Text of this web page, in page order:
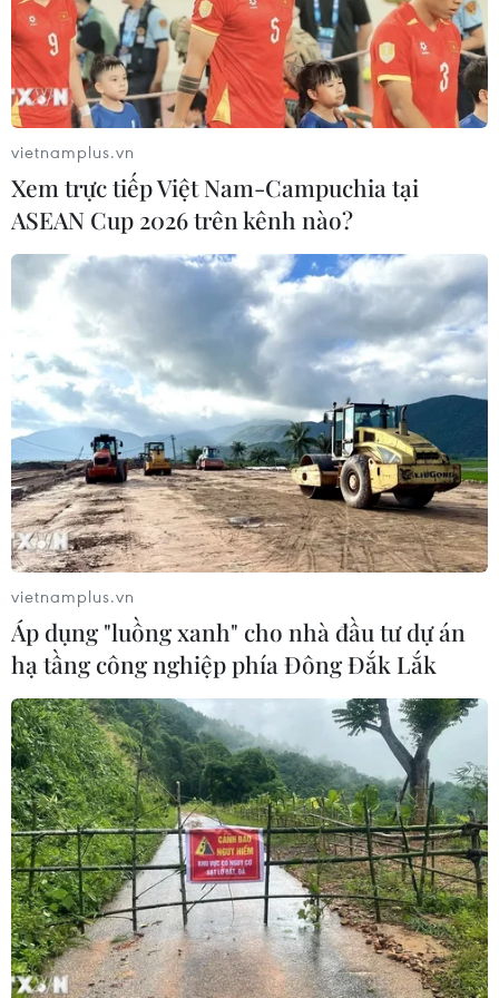
07/08/2026 10:33
Xem thêm
CƠ QUAN CHỦ QUẢN: THÔNG TẤN XÃ VIỆT NAM
Tổng Biên tập: TRẦN TIẾN DUẨN
Phó Tổng Biên tập: NGUYỄN THỊ TÁM, KHÚC THANH
THỦY
Sở hữu trí tuệ
Quy định sử dụng
RSS
Hỗ trợ
Ngôn ngữ
TTXVN
Dịch vụ tin
Quảng cáo
Liên hệ
Giấy phép số: 1374/GP-BTTTT do Bộ Thông tin và Truyền thông
cấp ngày 11/9/2008.
Quảng cáo: Phó TBT Nguyễn Thị Tám: 093.5958688, Email:
tamvna@gmail.com
Điện thoại: (024) 39411349 - (024) 39411348, Fax: (024)
39411348
Email:vietnamplus2008@gmail.com
© Bản quyền thuộc về VietnamPlus, TTXVN. Cấm sao chép dưới
mọi hình thức nếu không có sự chấp thuận bằng văn bản.
vietnamplus.vn
Xem trực tiếp Việt Nam-Campuchia tại
ASEAN Cup 2026 trên kênh nào?
vietnamplus.vn
Áp dụng "luồng xanh" cho nhà đầu tư dự án
hạ tầng công nghiệp phía Đông Đắk Lắk